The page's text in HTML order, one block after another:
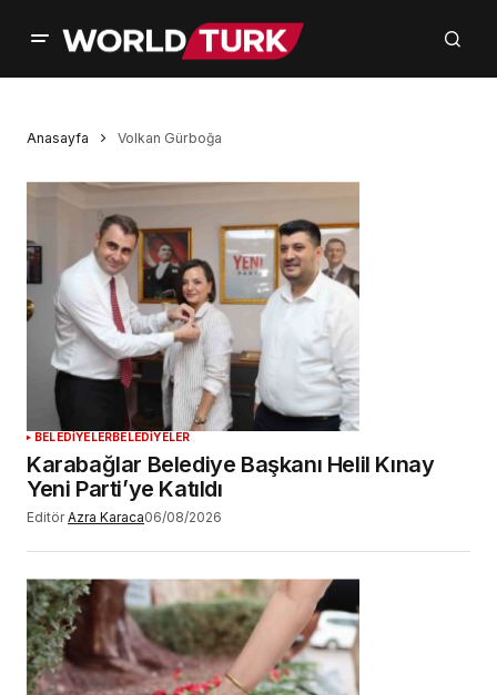
Anasayfa Volkan Gürboğa
BELEDİYELERBELEDİYELER
Karabağlar Belediye Başkanı Helil Kınay
Yeni Parti’ye Katıldı
Editör Azra Karaca06/08/2026